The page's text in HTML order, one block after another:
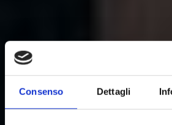
Consenso Dettagli